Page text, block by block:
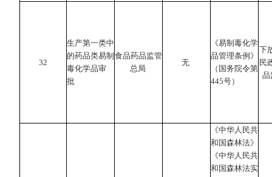
32
生产第一类中
的药品类易制
毒化学品审
批
食品药品监管
总局
无
《易制毒化学
品管理条例》
（国务院令第
445号）
下
民
品
《中华人民共
和国森林法》
《中华人民共
和国森林法实